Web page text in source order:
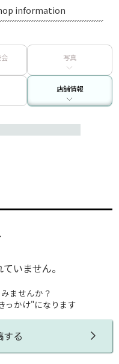
information
写真
店舗情報
いません。
ませんか？
っかけ"になります
する